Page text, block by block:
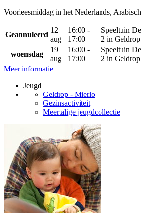
Voorleesmiddag in het Nederlands,
Geannuleerd
12
aug
16:00 -
17:00
Speeltuin
2 in Geldrop
woensdag
19
aug
16:00 -
17:00
Speeltuin
2 in Geldrop
Meer informatie
Jeugd
Geldrop - Mierlo
Gezinsactiviteit
Meertalige jeugdcollectie